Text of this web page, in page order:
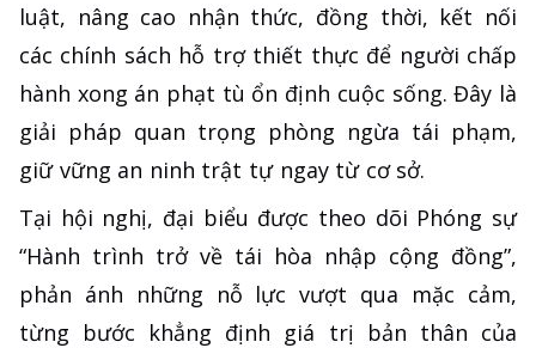
luật, nâng cao nhận thức, đồng thời, kết nối
các chính sách hỗ trợ thiết thực để người chấp
hành xong án phạt tù ổn định cuộc sống. Đây là
giải pháp quan trọng phòng ngừa tái phạm,
giữ vững an ninh trật tự ngay từ cơ sở.
Tại hội nghị, đại biểu được theo dõi Phóng sự
“Hành trình trở về tái hòa nhập cộng đồng”,
phản ánh những nỗ lực vượt qua mặc cảm,
từng bước khẳng định giá trị bản thân của